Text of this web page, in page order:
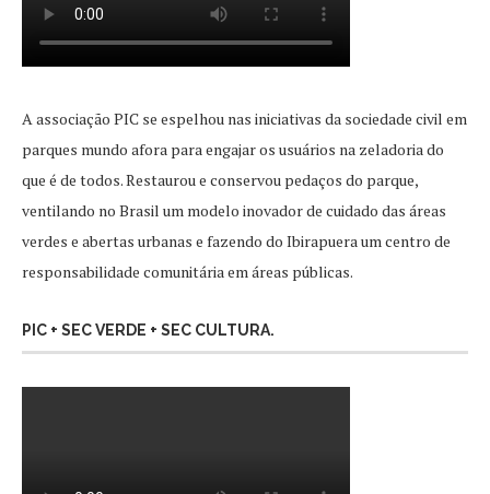
A associação PIC se espelhou nas iniciativas da sociedade civil em
parques mundo afora para engajar os usuários na zeladoria do
que é de todos. Restaurou e conservou pedaços do parque,
ventilando no Brasil um modelo inovador de cuidado das áreas
verdes e abertas urbanas e fazendo do Ibirapuera um centro de
responsabilidade comunitária em áreas públicas.
PIC + SEC VERDE + SEC CULTURA.